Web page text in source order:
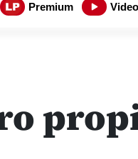
Premium